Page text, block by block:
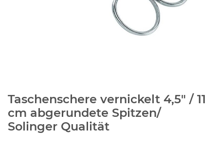
Taschenschere vernickelt 4,5" / 11
cm abgerundete Spitzen/
Solinger Qualität